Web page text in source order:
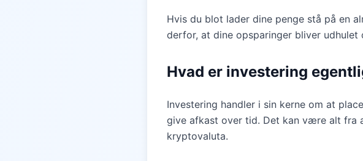
Hvis du blot lader dine penge stå på en
derfor, at dine opsparinger bliver
Hvad er investering
Investering handler i sin kerne om at
give afkast over tid. Det kan være alt fra
kryptovaluta.